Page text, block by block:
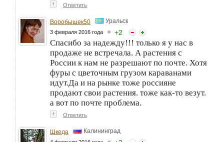
↑ Ответить
Воробышек50 Уральск
3 февраля 2016 года # +2
Спасибо за надежду!!! только я у нас в
продаже не встречала. А растения с
России к нам не разрешают по почте. Хотя
фуры с цветочным грузом караванами
идут.Да и на рынке тоже россияне
продают свои растения. тоже как-то везут.
а вот по почте проблема.
↑ Ответить
Шкеда Калининград